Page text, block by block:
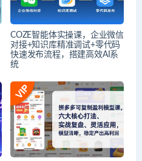
COZE智能体实操课，企业微信
对接+知识库精准调试+零代码
快速发布流程，搭建高效AI系
统